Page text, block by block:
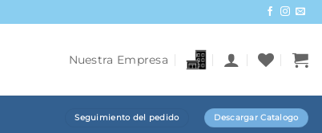
Nuestra Empresa
Seguimiento del pedido Descargar Catalogo